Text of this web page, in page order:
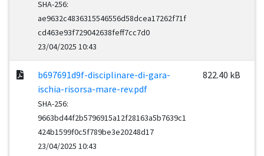
SHA-256:
ae9632c4836315546556d58dcea17262f71f
cd463e93f729042638feff7cc7d0
23/04/2025 10:43
b697691d9f-disciplinare-di-gara-
ischia-risorsa-mare-rev.pdf
SHA-256:
9663bd44f2b5796915a12f28163a5b7639c1
424b1599f0c5f789be3e20248d17
23/04/2025 10:43
822.40 kB